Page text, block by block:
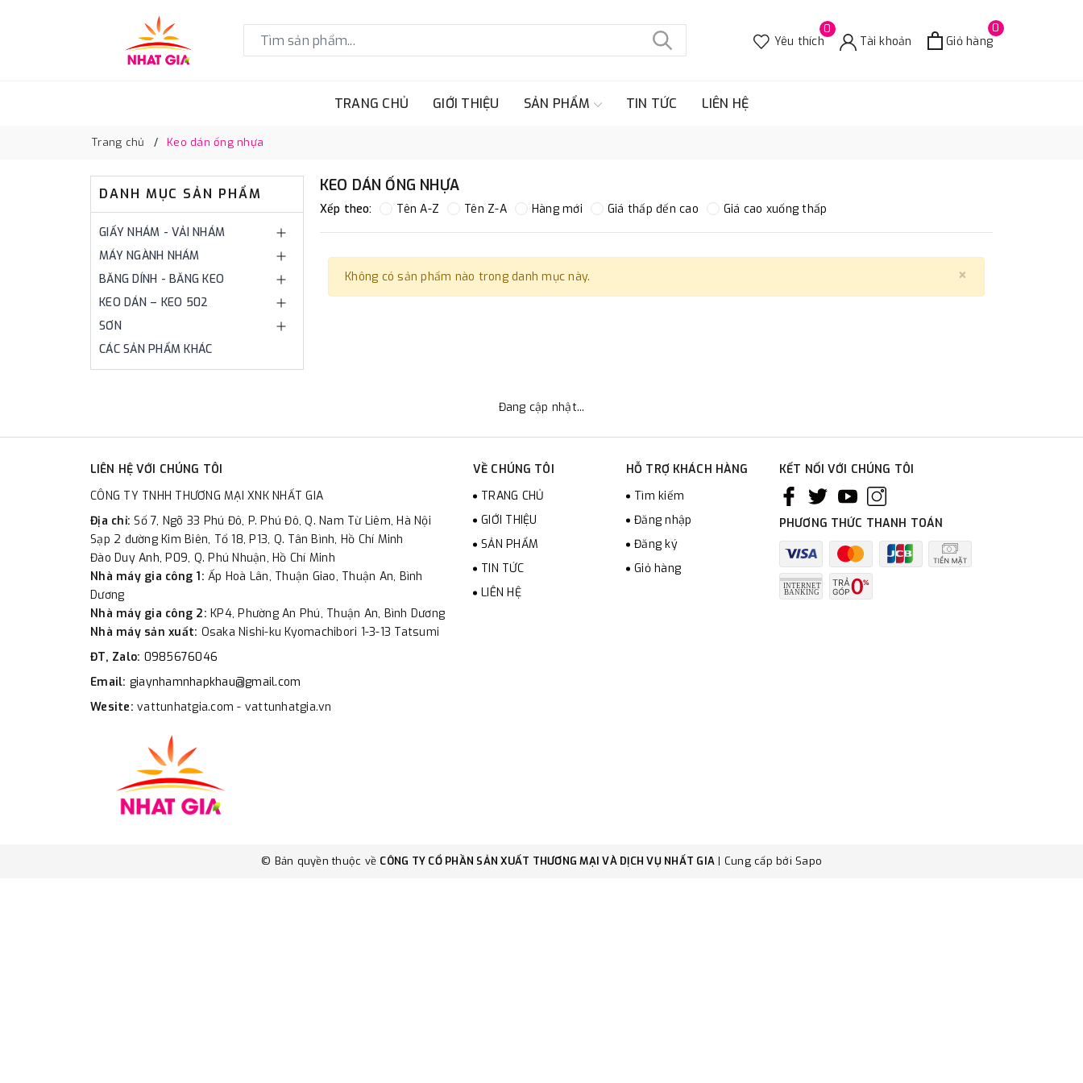
0
Yêu thích Tài khoản
0
Giỏ hàng
TRANG CHỦ GIỚI THIỆU SẢN PHẨM TIN TỨC LIÊN HỆ
Trang chủ Keo dán ống nhựa
DANH MỤC SẢN PHẨM
GIẤY NHÁM - VẢI NHÁM
MÁY NGÀNH NHÁM
BĂNG DÍNH - BĂNG KEO
KEO DÁN – KEO 502
SƠN
CÁC SẢN PHẨM KHÁC
KEO DÁN ỐNG NHỰA
Xếp theo: Tên A-Z Tên Z-A Hàng mới Giá thấp đến cao Giá cao xuống thấp
×
Không có sản phẩm nào trong danh mục này.
Đang cập nhật...
LIÊN HỆ VỚI CHÚNG TÔI
CÔNG TY TNHH THƯƠNG MẠI XNK NHẤT GIA
Địa chỉ:Số 7, Ngõ 33 Phú Đô, P. Phú Đô, Q. Nam Từ Liêm, Hà Nội
Sạp 2 đường Kim Biên, Tổ 18, P13, Q. Tân Bình, Hồ Chí Minh
Đào Duy Anh, P09, Q. Phú Nhuận, Hồ Chí Minh
Nhà máy gia công 1: Ấp Hoà Lân, Thuận Giao, Thuận An, Bình
Dương
Nhà máy gia công 2: KP4, Phường An Phú, Thuận An, Bình Dương
Nhà máy sản xuất: Osaka Nishi-ku Kyomachibori 1-3-13 Tatsumi
ĐT, Zalo: 0985676046
Email: giaynhamnhapkhau@gmail.com
Wesite: vattunhatgia.com - vattunhatgia.vn
VỀ CHÚNG TÔI
TRANG CHỦ
GIỚI THIỆU
SẢN PHẨM
TIN TỨC
LIÊN HỆ
HỖ TRỢ KHÁCH HÀNG
Tìm kiếm
Đăng nhập
Đăng ký
Giỏ hàng
KẾT NỐI VỚI CHÚNG TÔI
PHƯƠNG THỨC THANH TOÁN
© Bản quyền thuộc về CÔNG TY CỔ PHẦN SẢN XUẤT THƯƠNG MẠI VÀ DỊCH VỤ NHẤT GIA | Cung cấp bởi Sapo